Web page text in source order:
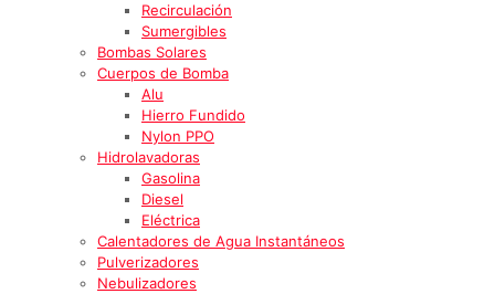
Recirculación
Sumergibles
Bombas Solares
Cuerpos de Bomba
Alu
Hierro Fundido
Nylon PPO
Hidrolavadoras
Gasolina
Diesel
Eléctrica
Calentadores de Agua Instantáneos
Pulverizadores
Nebulizadores